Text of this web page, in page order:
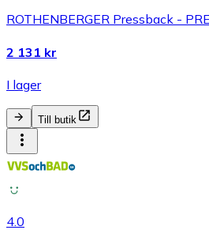
ROTHENBERGER Pressback -
2 131 kr
I lager
Till butik
4.0